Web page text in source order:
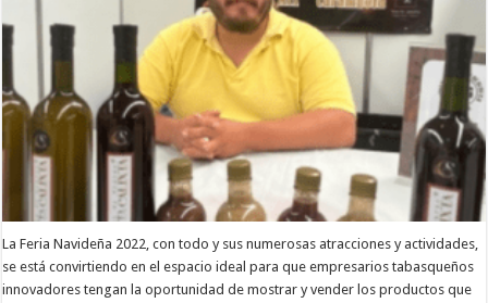
La Feria Navideña 2022, con todo y sus numerosas atracciones y actividades,
se está convirtiendo en el espacio ideal para que empresarios tabasqueños
innovadores tengan la oportunidad de mostrar y vender los productos que